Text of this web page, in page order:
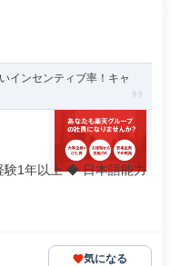
インセンティブ率！キャ
1年以上 ◆ 日本語能力
気になる